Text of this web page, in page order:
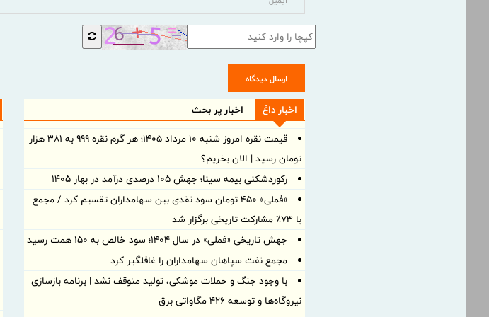
ارسال دیدگاه
اخبار داغ
اخبار پر بحث
قیمت نقره امروز شنبه ۱۰ مرداد ۱۴۰۵؛ هر گرم نقره ۹۹۹ به ۳۸۱ هزار
تومان رسید | الان بخریم؟
رکوردشکنی بیمه سینا؛ جهش 105 درصدی درآمد در بهار 1405
«فملی» ۴۵۰ تومان سود نقدی بین سهامداران تقسیم کرد / مجمع
با ۷۳٪ مشارکت تاریخی برگزار شد
جهش تاریخی «فملی» در سال ۱۴۰۴؛ سود خالص به ۱۵۰ همت رسید
مجمع نفت سپاهان سهامداران را غافلگیر کرد
با وجود جنگ و حملات موشکی، تولید متوقف نشد | برنامه بازسازی
نیروگاه‌ها و توسعه ۴۲۶ مگاواتی برق